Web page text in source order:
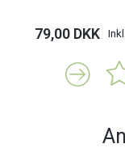
79,00 DKK